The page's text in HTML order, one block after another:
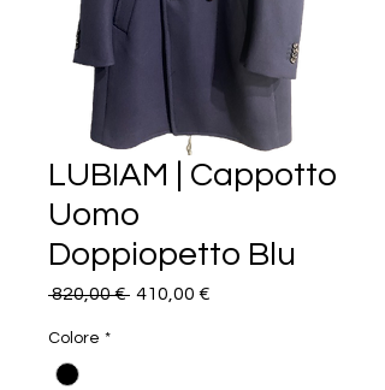
LUBIAM | Cappotto
Uomo
Doppiopetto Blu
820,00 € Prezzo
410,00 €
Colore *